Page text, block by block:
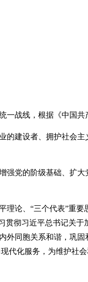
战线，根据《中国共
建设者、拥护社会
强党的阶级基础、扩
论、“三个代表”重要
贯彻习近平总书记关
外同胞关系和谐，巩
代化服务，为维护社